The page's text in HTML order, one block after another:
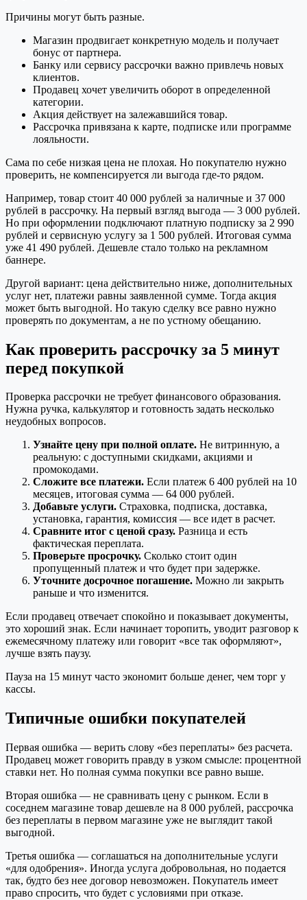
Причины могут быть разные.
Магазин продвигает конкретную модель и получает
бонус от партнера.
Банку или сервису рассрочки важно привлечь новых
клиентов.
Продавец хочет увеличить оборот в определенной
категории.
Акция действует на залежавшийся товар.
Рассрочка привязана к карте, подписке или программе
лояльности.
Сама по себе низкая цена не плохая. Но покупателю нужно
проверить, не компенсируется ли выгода где-то рядом.
Например, товар стоит 40 000 рублей за наличные и 37 000
рублей в рассрочку. На первый взгляд выгода — 3 000 рублей.
Но при оформлении подключают платную подписку за 2 990
рублей и сервисную услугу за 1 500 рублей. Итоговая сумма
уже 41 490 рублей. Дешевле стало только на рекламном
баннере.
Другой вариант: цена действительно ниже, дополнительных
услуг нет, платежи равны заявленной сумме. Тогда акция
может быть выгодной. Но такую сделку все равно нужно
проверять по документам, а не по устному обещанию.
Как проверить рассрочку за 5 минут
перед покупкой
Проверка рассрочки не требует финансового образования.
Нужна ручка, калькулятор и готовность задать несколько
неудобных вопросов.
Узнайте цену при полной оплате. Не витринную, а
реальную: с доступными скидками, акциями и
промокодами.
Сложите все платежи. Если платеж 6 400 рублей на 10
месяцев, итоговая сумма — 64 000 рублей.
Добавьте услуги. Страховка, подписка, доставка,
установка, гарантия, комиссия — все идет в расчет.
Сравните итог с ценой сразу. Разница и есть
фактическая переплата.
Проверьте просрочку. Сколько стоит один
пропущенный платеж и что будет при задержке.
Уточните досрочное погашение. Можно ли закрыть
раньше и что изменится.
Если продавец отвечает спокойно и показывает документы,
это хороший знак. Если начинает торопить, уводит разговор к
ежемесячному платежу или говорит «все так оформляют»,
лучше взять паузу.
Пауза на 15 минут часто экономит больше денег, чем торг у
кассы.
Типичные ошибки покупателей
Первая ошибка — верить слову «без переплаты» без расчета.
Продавец может говорить правду в узком смысле: процентной
ставки нет. Но полная сумма покупки все равно выше.
Вторая ошибка — не сравнивать цену с рынком. Если в
соседнем магазине товар дешевле на 8 000 рублей, рассрочка
без переплаты в первом магазине уже не выглядит такой
выгодной.
Третья ошибка — соглашаться на дополнительные услуги
«для одобрения». Иногда услуга добровольная, но подается
так, будто без нее договор невозможен. Покупатель имеет
право спросить, что будет с условиями при отказе.